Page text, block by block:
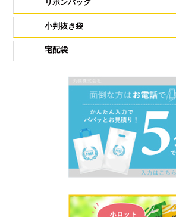
リボンバッグ
小判抜き袋
宅配袋